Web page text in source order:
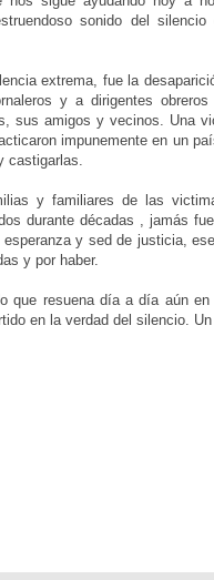
sonido del
extrema, fue la
y a dirigentes
sus amigos y vecinos. Una
impunemente en un
castigarlas.
y familiares de las
durante décadas , jamás
y sed de justicia,
y por haber.
que resuena día a día aún
en la verdad del silencio.